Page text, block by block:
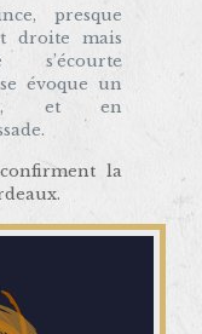
presque
droite mais
évoque un
et en
la